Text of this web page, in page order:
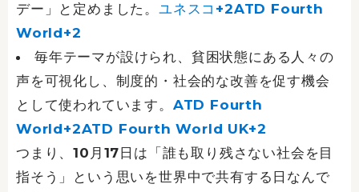
デー」と定めました。 ユネスコ+2ATD Fourth
World+2
毎年テーマが設けられ、貧困状態にある人々の
声を可視化し、制度的・社会的な改善を促す機会
として使われています。 ATD Fourth
World+2ATD Fourth World UK+2
つまり、10月17日は「誰も取り残さない社会を目
指そう」という思いを世界中で共有する日なんで